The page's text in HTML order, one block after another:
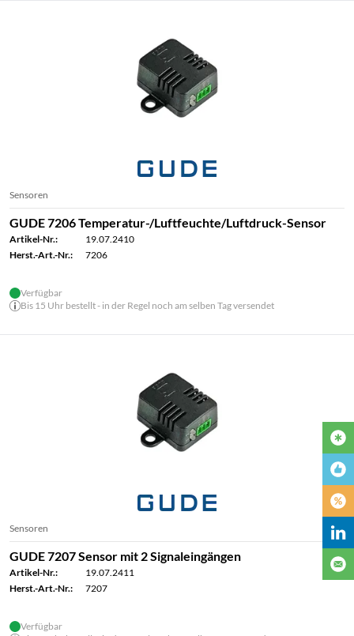
Sensoren
GUDE 7206 Temperatur-/Luftfeuchte/Luftdruck-Sensor
Artikel-Nr.:
19.07.2410
Herst.-Art.-Nr.:
7206
Verfügbar
Bis 15 Uhr bestellt - in der Regel noch am selben Tag versendet
Sensoren
GUDE 7207 Sensor mit 2 Signaleingängen
Artikel-Nr.:
19.07.2411
Herst.-Art.-Nr.:
7207
Verfügbar